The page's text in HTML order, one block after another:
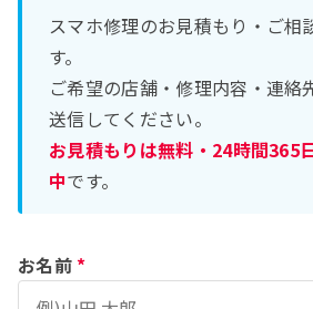
スマホ修理のお見積もり・ご相
す。
ご希望の店舗・修理内容・連絡
送信してください。
お見積もりは無料・24時間365
中です。
お名前 *